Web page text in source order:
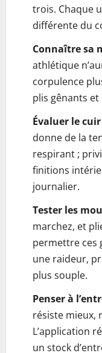
trois. Chaque
différente du
Connaître sa
athlétique
corpulence
plis gênants
Évaluer le
donne de la
respirant ;
finitions
journalier.
Tester les
marchez, et
permettre ces
une raideur,
plus souple.
Penser à
résiste mieux,
L’application
un stock